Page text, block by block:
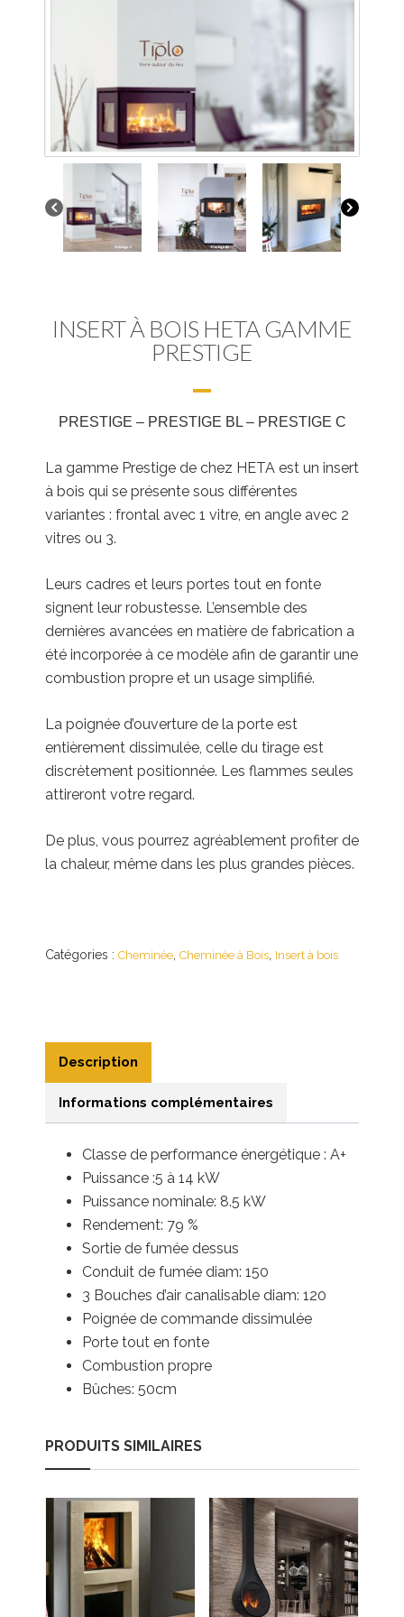
INSERT À BOIS HETA GAMME
PRESTIGE
PRESTIGE – PRESTIGE BL – PRESTIGE C
La gamme Prestige de chez HETA est un insert
à bois qui se présente sous différentes
variantes : frontal avec 1 vitre, en angle avec 2
vitres ou 3.
Leurs cadres et leurs portes tout en fonte
signent leur robustesse. L’ensemble des
dernières avancées en matière de fabrication a
été incorporée à ce modèle afin de garantir une
combustion propre et un usage simplifié.
La poignée d’ouverture de la porte est
entièrement dissimulée, celle du tirage est
discrètement positionnée. Les flammes seules
attireront votre regard.
De plus, vous pourrez agréablement profiter de
la chaleur, même dans les plus grandes pièces.
Catégories : Cheminée Cheminée à Bois Insert à bois
Description
Informations complémentaires
Classe de performance énergétique : A+
Puissance :5 à 14 kW
Puissance nominale: 8.5 kW
Rendement: 79 %
Sortie de fumée dessus
Conduit de fumée diam: 150
3 Bouches d’air canalisable diam: 120
Poignée de commande dissimulée
Porte tout en fonte
Combustion propre
Bûches: 50cm
PRODUITS SIMILAIRES